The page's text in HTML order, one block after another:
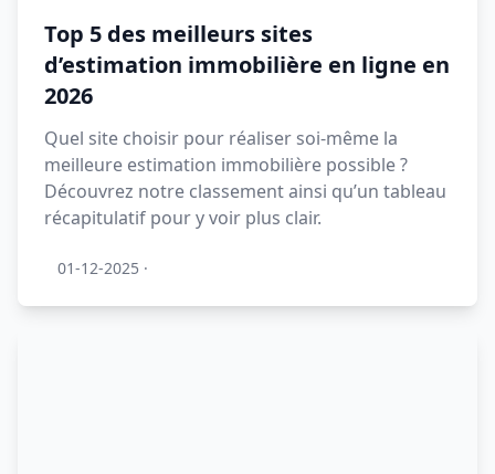
Top 5 des meilleurs sites
d’estimation immobilière en ligne en
2026
Quel site choisir pour réaliser soi-même la
meilleure estimation immobilière possible ?
Découvrez notre classement ainsi qu’un tableau
récapitulatif pour y voir plus clair.
01-12-2025 ·